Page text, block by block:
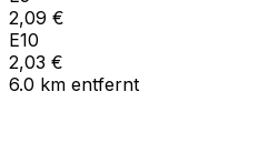
2,09 €
E10
2,03 €
6.0 km entfernt